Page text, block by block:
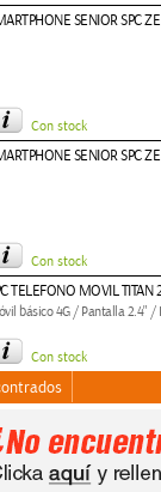
SENIOR SPC
Con stock
SENIOR SPC
Con stock
TELEFONO MOVIL TITAN
básico 4G / Pantalla 2.4"
Con stock